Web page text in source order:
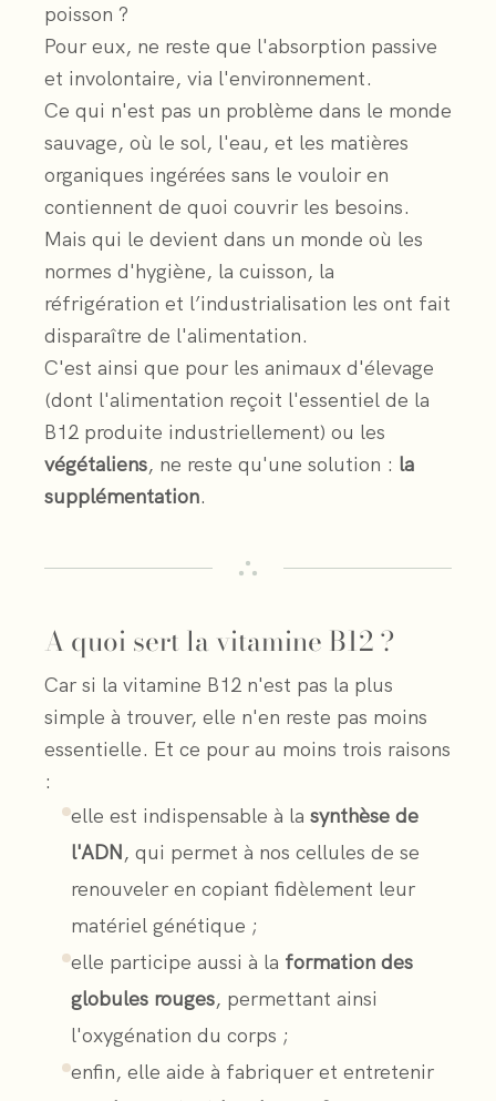
poisson ?
Pour eux, ne reste que l'absorption passive
et involontaire, via l'environnement.
Ce qui n'est pas un problème dans le monde
sauvage, où le sol, l'eau, et les matières
organiques ingérées sans le vouloir en
contiennent de quoi couvrir les besoins.
Mais qui le devient dans un monde où les
normes d'hygiène, la cuisson, la
réfrigération et l’industrialisation les ont fait
disparaître de l'alimentation.
C'est ainsi que pour les animaux d'élevage
(dont l'alimentation reçoit l'essentiel de la
B12 produite industriellement) ou les
végétaliens, ne reste qu'une solution : la
supplémentation.
A quoi sert la vitamine B12 ?
Car si la vitamine B12 n'est pas la plus
simple à trouver, elle n'en reste pas moins
essentielle. Et ce pour au moins trois raisons
:
elle est indispensable à la synthèse de
l'ADN, qui permet à nos cellules de se
renouveler en copiant fidèlement leur
matériel génétique ;
elle participe aussi à la formation des
globules rouges, permettant ainsi
l'oxygénation du corps ;
enfin, elle aide à fabriquer et entretenir